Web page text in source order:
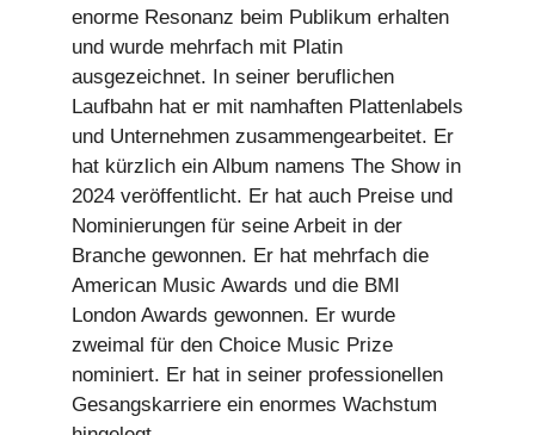
enorme Resonanz beim Publikum erhalten
und wurde mehrfach mit Platin
ausgezeichnet. In seiner beruflichen
Laufbahn hat er mit namhaften Plattenlabels
und Unternehmen zusammengearbeitet. Er
hat kürzlich ein Album namens The Show in
2024 veröffentlicht. Er hat auch Preise und
Nominierungen für seine Arbeit in der
Branche gewonnen. Er hat mehrfach die
American Music Awards und die BMI
London Awards gewonnen. Er wurde
zweimal für den Choice Music Prize
nominiert. Er hat in seiner professionellen
Gesangskarriere ein enormes Wachstum